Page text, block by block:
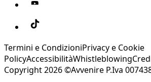
Termini e CondizioniPrivacy e Cookie
PolicyAccessibilitàWhistleblowing
Copyright 2026 ©Avvenire P.Iva